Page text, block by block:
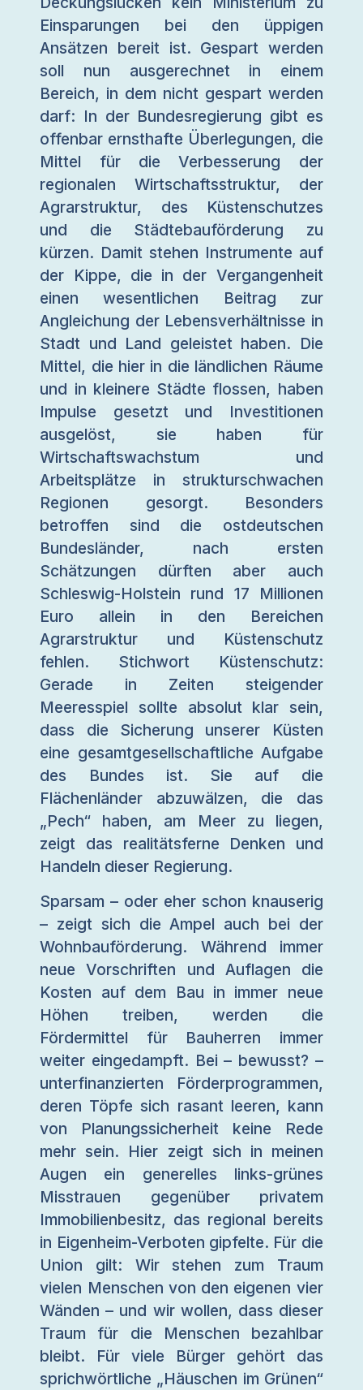
Einsparungen bei den üppigen
Ansätzen bereit ist. Gespart werden
soll nun ausgerechnet in einem
Bereich, in dem nicht gespart werden
darf: In der Bundesregierung gibt es
offenbar ernsthafte Überlegungen, die
Mittel für die Verbesserung der
regionalen Wirtschaftsstruktur, der
Agrarstruktur, des Küstenschutzes
und die Städtebauförderung zu
kürzen. Damit stehen Instrumente auf
der Kippe, die in der Vergangenheit
einen wesentlichen Beitrag zur
Angleichung der Lebensverhältnisse in
Stadt und Land geleistet haben. Die
Mittel, die hier in die ländlichen Räume
und in kleinere Städte flossen, haben
Impulse gesetzt und Investitionen
ausgelöst, sie haben für
Wirtschaftswachstum und
Arbeitsplätze in strukturschwachen
Regionen gesorgt. Besonders
betroffen sind die ostdeutschen
Bundesländer, nach ersten
Schätzungen dürften aber auch
Schleswig-Holstein rund 17 Millionen
Euro allein in den Bereichen
Agrarstruktur und Küstenschutz
fehlen. Stichwort Küstenschutz:
Gerade in Zeiten steigender
Meeresspiel sollte absolut klar sein,
dass die Sicherung unserer Küsten
eine gesamtgesellschaftliche Aufgabe
des Bundes ist. Sie auf die
Flächenländer abzuwälzen, die das
„Pech“ haben, am Meer zu liegen,
zeigt das realitätsferne Denken und
Handeln dieser Regierung.
Sparsam – oder eher schon knauserig
– zeigt sich die Ampel auch bei der
Wohnbauförderung. Während immer
neue Vorschriften und Auflagen die
Kosten auf dem Bau in immer neue
Höhen treiben, werden die
Fördermittel für Bauherren immer
weiter eingedampft. Bei – bewusst? –
unterfinanzierten Förderprogrammen,
deren Töpfe sich rasant leeren, kann
von Planungssicherheit keine Rede
mehr sein. Hier zeigt sich in meinen
Augen ein generelles links-grünes
Misstrauen gegenüber privatem
Immobilienbesitz, das regional bereits
in Eigenheim-Verboten gipfelte. Für die
Union gilt: Wir stehen zum Traum
vielen Menschen von den eigenen vier
Wänden – und wir wollen, dass dieser
Traum für die Menschen bezahlbar
bleibt. Für viele Bürger gehört das
sprichwörtliche „Häuschen im Grünen“